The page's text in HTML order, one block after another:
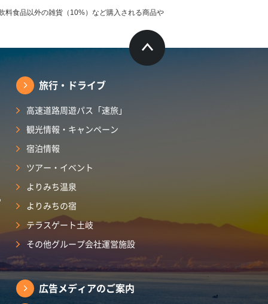
食品以外の雑貨（10%）など購入される商品や
旅行・ドライブ
高速道路周遊パス「速旅」
観光情報・キャンペーン
宿泊情報
ツアー・イベント
よりみち温泉
よりみちの宿
テラスゲート土岐
その他グループ会社運営施設
広告メディアのご案内